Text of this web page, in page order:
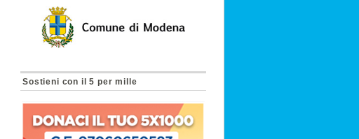
Sostieni con il 5 per mille